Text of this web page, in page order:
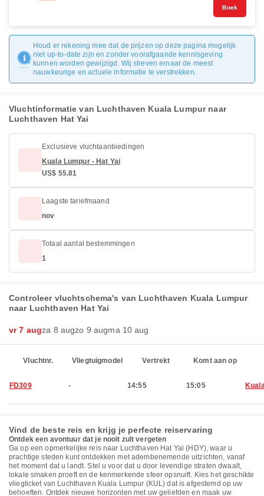
Boek
Houd er rekening mee dat de prijzen op deze pagina mogelijk
niet up-to-date zijn en zonder voorafgaande kennisgeving
kunnen worden gewijzigd. Wij streven ernaar de meest
nauwkeurige en actuele informatie te verstrekken.
Vluchtinformatie van Luchthaven Kuala Lumpur naar
Luchthaven Hat Yai
Exclusieve vluchtaanbiedingen
Kuala Lumpur - Hat Yai
US$ 55.81
Laagste tariefmaand
nov
Totaal aantal bestemmingen
1
Controleer vluchtschema's van Luchthaven Kuala Lumpur
naar Luchthaven Hat Yai
vr 7 augza 8 augzo 9 augma 10 aug
Vluchtnr. Vliegtuigmodel Vertrekt Komt aan op
FD309 - 14:55 15:05
Vind de beste reis en krijg je perfecte reiservaring
Ontdek een avontuur dat je nooit zult vergeten
Ga op een opmerkelijke reis naar Luchthaven Hat Yai (HDY), waar u
prachtige steden kunt ontdekken met adembenemende uitzichten, vanaf
het moment dat u landt. Stel u voor dat u door levendige straten dwaalt,
lokale smaken proeft en de kenmerkende sfeer opsnuift. Kies het geschikte
vliegticket van Luchthaven Kuala Lumpur (KUL) dat is afgestemd op uw
behoeften. Ontdek nieuwe horizonten met uw geliefden en maak uw